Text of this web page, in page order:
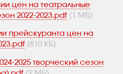
цен на театральные
2022-2023.pdf (1 МБ)
прейскуранта цен на
(810 КБ)
2025 творческий сезон